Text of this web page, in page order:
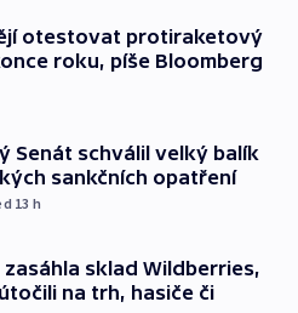
otestovat protiraketový
roku, píše Bloomberg
Senát schválil velký balík
sankčních opatření
13 h
zasáhla sklad Wildberries,
na trh, hasiče či